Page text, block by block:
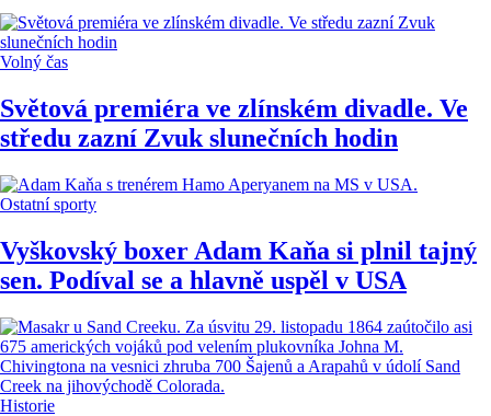
Volný čas
Světová premiéra ve zlínském divadle. Ve
středu zazní Zvuk slunečních hodin
Ostatní sporty
Vyškovský boxer Adam Kaňa si plnil tajný
sen. Podíval se a hlavně uspěl v USA
Historie